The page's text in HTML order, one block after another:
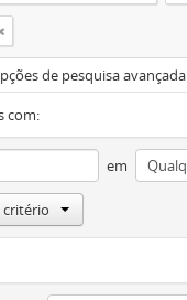
de pesquisa avançada
com:
em